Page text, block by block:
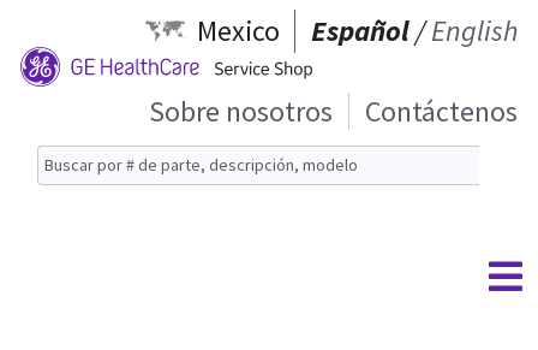
Mexico Español/English
Sobre nosotros Contáctenos